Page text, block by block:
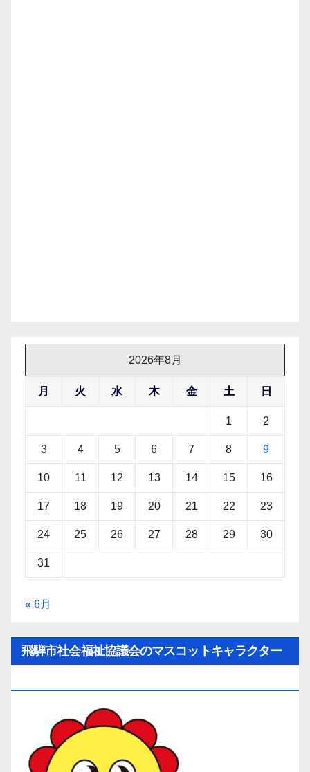
2026年8月
月 火 水 木 金 土 日
1 2
3 4 5 6 7 8 9
10 11 12 13 14 15 16
17 18 19 20 21 22 23
24 25 26 27 28 29 30
31
« 6月
飛騨市社会福祉協議会のマスコットキャラクター